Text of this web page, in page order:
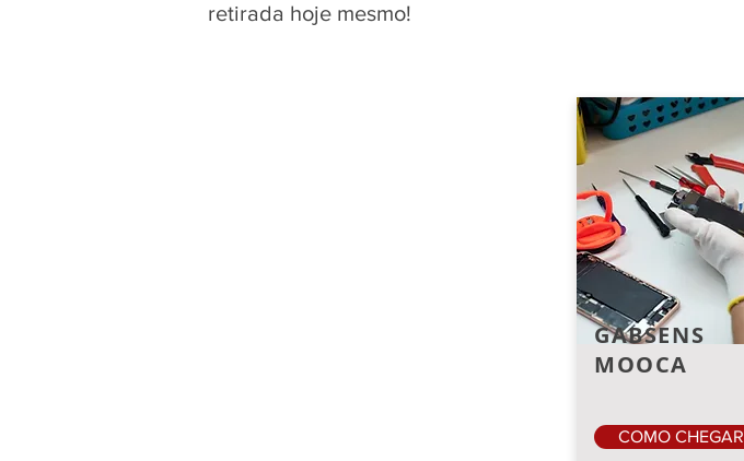
retirada hoje mesmo!
GABSENS
MOOCA
COMO CHEGAR